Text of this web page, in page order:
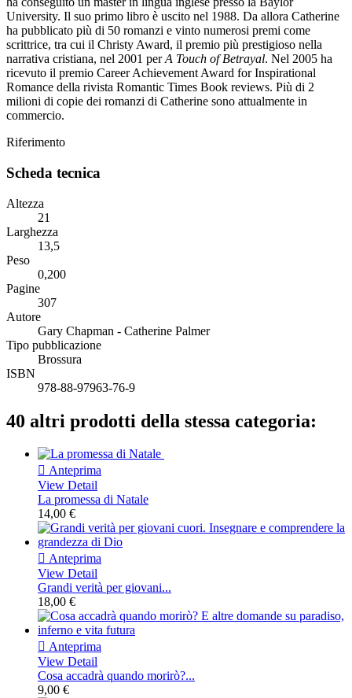
University. Il suo primo libro è uscito nel 1988. Da allora Catherine
ha pubblicato più di 50 romanzi e vinto numerosi premi come
scrittrice, tra cui il Christy Award, il premio più prestigioso nella
narrativa cristiana, nel 2001 perA Touch of Betrayal. Nel 2005 ha
ricevuto il premio Career Achievement Award for Inspirational
Romance della rivista Romantic Times Book reviews. Più di 2
milioni di copie dei romanzi di Catherine sono attualmente in
commercio.
Riferimento
Scheda tecnica
Altezza
21
Larghezza
13,5
Peso
0,200
Pagine
307
Autore
Gary Chapman - Catherine Palmer
Tipo pubblicazione
Brossura
ISBN
978-88-97963-76-9
40 altri prodotti della stessa categoria:
 Anteprima
View Detail
La promessa di Natale
14,00 €
 Anteprima
View Detail
Grandi verità per giovani...
18,00 €
 Anteprima
View Detail
Cosa accadrà quando morirò?...
9,00 €